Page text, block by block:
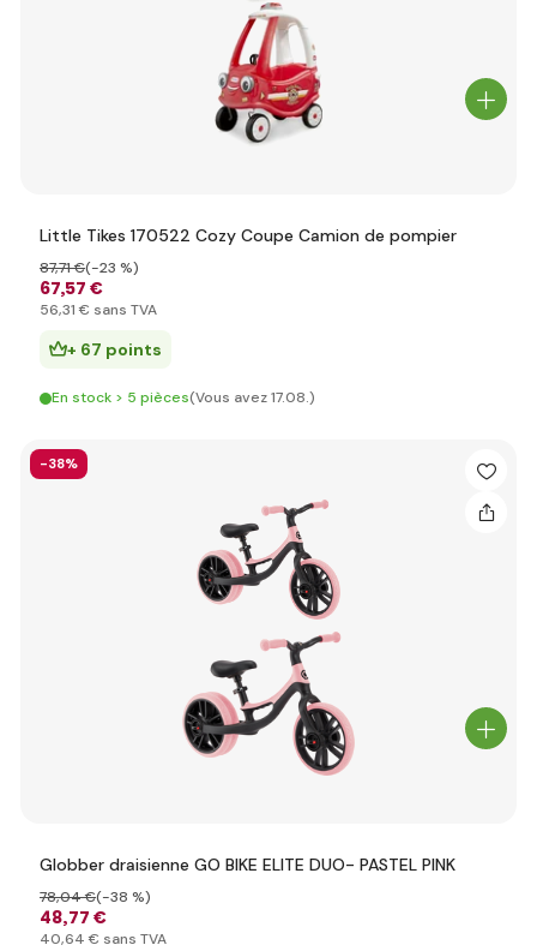
Little Tikes 170522 Cozy Coupe Camion de pompier
67,57 €
87,71 €(-23 %)
56,31 € sans TVA
+ 67 points
En stock > 5 pièces(Vous avez 17.08.)
-38%
Globber draisienne GO BIKE ELITE DUO- PASTEL PINK
48,77 €
78,04 €(-38 %)
40,64 € sans TVA